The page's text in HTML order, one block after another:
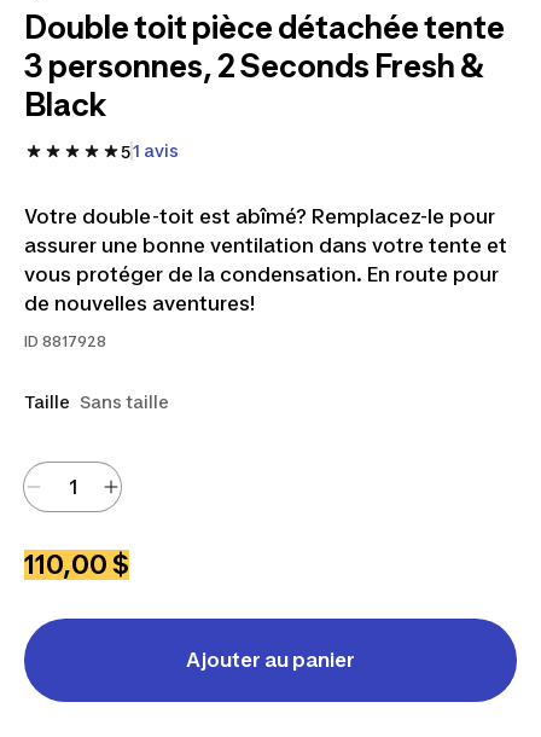
Double toit pièce détachée tente
3 personnes, 2 Seconds Fresh &
Black
51 avis
Votre double-toit est abîmé? Remplacez-le pour
assurer une bonne ventilation dans votre tente et
vous protéger de la condensation. En route pour
de nouvelles aventures!
ID 8817928
Taille Sans taille
110,00 $
Ajouter au panier